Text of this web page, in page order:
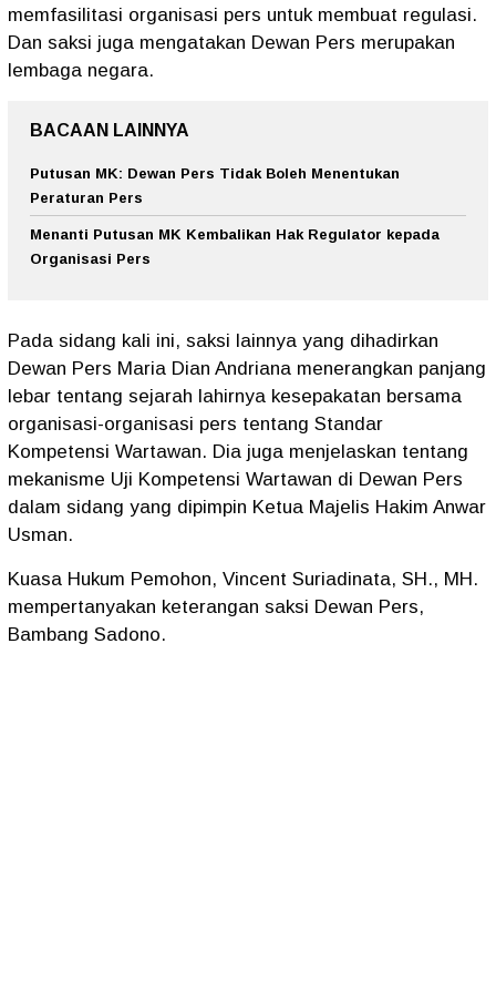
memfasilitasi organisasi pers untuk membuat regulasi.
Dan saksi juga mengatakan Dewan Pers merupakan
lembaga negara.
BACAAN LAINNYA
Putusan MK: Dewan Pers Tidak Boleh Menentukan
Peraturan Pers
Menanti Putusan MK Kembalikan Hak Regulator kepada
Organisasi Pers
Pada sidang kali ini, saksi lainnya yang dihadirkan
Dewan Pers Maria Dian Andriana menerangkan panjang
lebar tentang sejarah lahirnya kesepakatan bersama
organisasi-organisasi pers tentang Standar
Kompetensi Wartawan. Dia juga menjelaskan tentang
mekanisme Uji Kompetensi Wartawan di Dewan Pers
dalam sidang yang dipimpin Ketua Majelis Hakim Anwar
Usman.
Kuasa Hukum Pemohon, Vincent Suriadinata, SH., MH.
mempertanyakan keterangan saksi Dewan Pers,
Bambang Sadono.